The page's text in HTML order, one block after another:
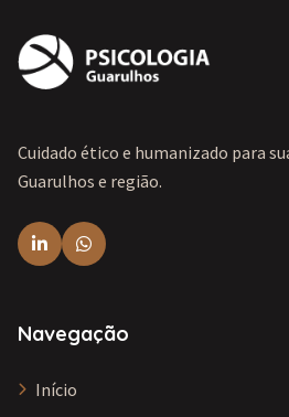
Cuidado ético e humanizado para
Guarulhos e região.
Navegação
Início